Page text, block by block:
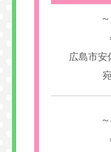
広島市安